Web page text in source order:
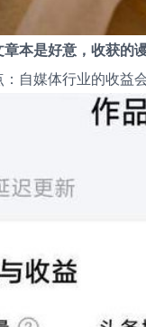
本是好意，收获的
自媒体行业的收益